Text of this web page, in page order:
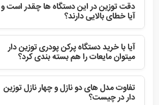
دقت توزین در این دستگاه ها چقدر است و
آیا خطای بالایی دارند؟
دقت این دستگاه ها بسته به نوع لودسل به کار
بسیار بالا است و معمولا خطای آنها برای بسته
تا یک کیلوگرمی بین ۱ الی ۳ گرم است که در مقیاس
صنعتی کاملا ناچیز محسوب میشود.
آیا با خرید دستگاه پرکن پودری توزین دار
میتوان مایعات را هم بسته بندی کرد؟
خیر، مکانیزم هدایت ماردونی و لودسل های این
مخصوص مواد جامد پودری و گرانولی طراحی
برای مایعات غلیظ یا رقیق باید از دستگاه های پرکن
تفاوت مدل های دو نازل و چهار نازل توزین
دار در چیست؟